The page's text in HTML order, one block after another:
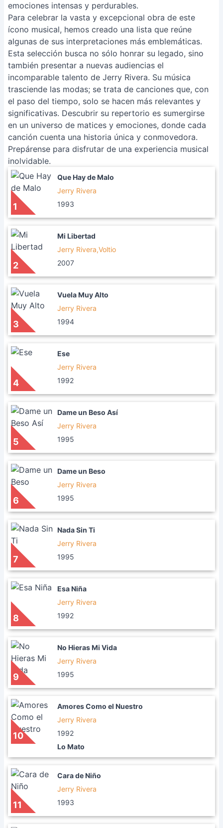
emociones intensas y perdurables.
Para celebrar la vasta y excepcional obra de este
ícono musical, hemos creado una lista que reúne
algunas de sus interpretaciones más emblemáticas.
Esta selección busca no sólo honrar su legado, sino
también presentar a nuevas audiencias el
incomparable talento de Jerry Rivera. Su música
trasciende las modas; se trata de canciones que, con
el paso del tiempo, solo se hacen más relevantes y
significativas. Descubrir su repertorio es sumergirse
en un universo de matices y emociones, donde cada
canción cuenta una historia única y conmovedora.
Prepárense para disfrutar de una experiencia musical
inolvidable.
1
Que Hay de Malo
Jerry Rivera
1993
2
Mi Libertad
Jerry Rivera,Voltio
2007
3
Vuela Muy Alto
Jerry Rivera
1994
4
Ese
Jerry Rivera
1992
5
Dame un Beso Así
Jerry Rivera
1995
6
Dame un Beso
Jerry Rivera
1995
7
Nada Sin Ti
Jerry Rivera
1995
8
Esa Niña
Jerry Rivera
1992
9
No Hieras Mi Vida
Jerry Rivera
1995
10
Amores Como el Nuestro
Jerry Rivera
1992
Lo Mato
11
Cara de Niño
Jerry Rivera
1993